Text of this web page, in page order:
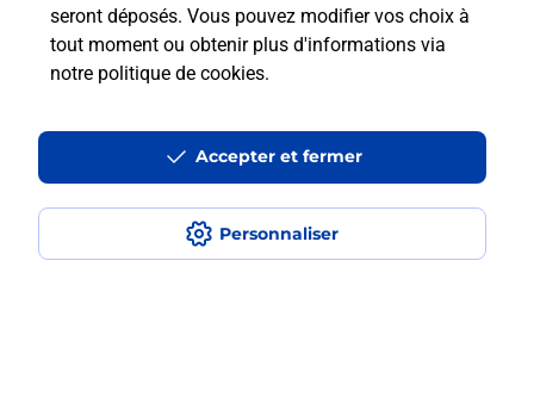
seront déposés. Vous pouvez modifier vos choix à
tout moment ou obtenir plus d'informations via
notre politique de cookies.
Personnaliser
Accepter et fermer
Peut-on passer le permis bateau
avec le CPF ?
Localiser Liste Haute-Saône LURE LURE Code Bateau